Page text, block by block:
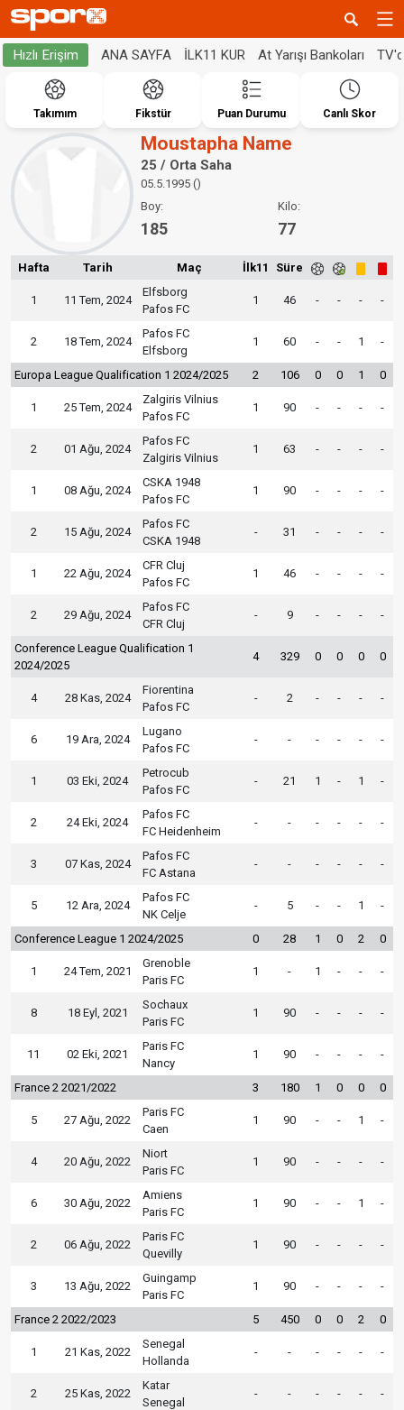
Hızlı Erişim ANA SAYFA İLK11 KUR At Yarışı Bankoları
Takımım Fikstür Puan Durumu Canlı Skor
Moustapha Name
25 / Orta Saha
05.5.1995 ()
Boy:
185
Kilo:
77
Hafta Tarih Maç İlk11 Süre
1 11 Tem, 2024
Elfsborg
Pafos FC
1 46 - - - -
2 18 Tem, 2024
Pafos FC
Elfsborg
1 60 - - 1 -
Europa League Qualification 1 2024/2025 2 106 0 0 1 0
1 25 Tem, 2024
Zalgiris Vilnius
Pafos FC
1 90 - - - -
2 01 Ağu, 2024
Pafos FC
Zalgiris Vilnius
1 63 - - - -
1 08 Ağu, 2024
CSKA 1948
Pafos FC
1 90 - - - -
2 15 Ağu, 2024
Pafos FC
CSKA 1948
- 31 - - - -
1 22 Ağu, 2024
CFR Cluj
Pafos FC
1 46 - - - -
2 29 Ağu, 2024
Pafos FC
CFR Cluj
- 9 - - - -
Conference League Qualification 1
2024/2025
4 329 0 0 0 0
4 28 Kas, 2024
Fiorentina
Pafos FC
- 2 - - - -
6 19 Ara, 2024
Lugano
Pafos FC
- - - - - -
1 03 Eki, 2024
Petrocub
Pafos FC
- 21 1 - 1 -
2 24 Eki, 2024
Pafos FC
FC Heidenheim
- - - - - -
3 07 Kas, 2024
Pafos FC
FC Astana
- - - - - -
5 12 Ara, 2024
Pafos FC
NK Celje
- 5 - - 1 -
Conference League 1 2024/2025 0 28 1 0 2 0
1 24 Tem, 2021
Grenoble
Paris FC
1 - 1 - - -
8 18 Eyl, 2021
Sochaux
Paris FC
1 90 - - - -
11 02 Eki, 2021
Paris FC
Nancy
1 90 - - - -
France 2 2021/2022 3 180 1 0 0 0
5 27 Ağu, 2022
Paris FC
Caen
1 90 - - 1 -
4 20 Ağu, 2022
Niort
Paris FC
1 90 - - - -
6 30 Ağu, 2022
Amiens
Paris FC
1 90 - - 1 -
2 06 Ağu, 2022
Paris FC
Quevilly
1 90 - - - -
3 13 Ağu, 2022
Guingamp
Paris FC
1 90 - - - -
France 2 2022/2023 5 450 0 0 2 0
1 21 Kas, 2022
Senegal
Hollanda
- - - - - -
2 25 Kas, 2022
Katar
Senegal
- - - - - -